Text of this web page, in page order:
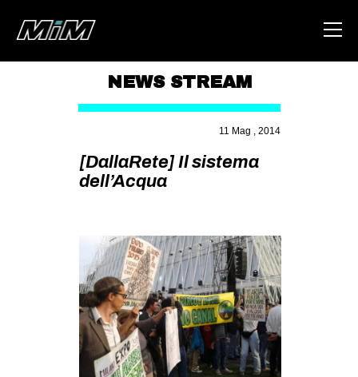
AREA
CSOA LAMBRETTA
MSM
STUDENTI TSUNAMI
ZAM
MILANO
NEWS STREAM
11 Mag , 2014
[DallaRete] Il sistema
dell’Acqua